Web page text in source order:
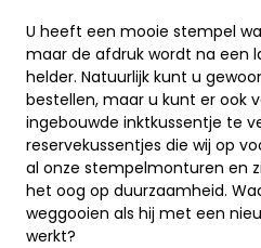
U heeft een mooie stempel
maar de afdruk wordt na een
helder. Natuurlijk kunt u
bestellen, maar u kunt er ook
ingebouwde inktkussentje te
reservekussentjes die wij op
al onze stempelmonturen en
het oog op duurzaamheid.
weggooien als hij met een
werkt?